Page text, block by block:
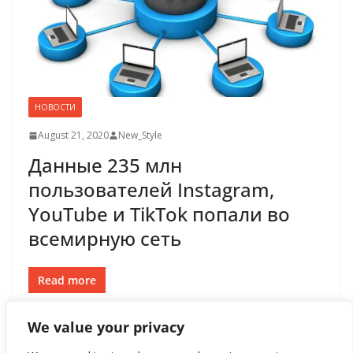
We value your privacy
НОВОСТИ
August 21, 2020 New_Style
Данные 235 млн
пользователей Instagram,
YouTube и TikTok попали во
всемирную сеть
Read more